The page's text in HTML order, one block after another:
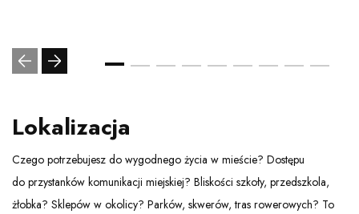
Lokalizacja
Czego potrzebujesz do wygodnego życia w mieście? Dostępu
do przystanków komunikacji miejskiej? Bliskości szkoły, przedszkola,
żłobka? Sklepów w okolicy? Parków, skwerów, tras rowerowych? To